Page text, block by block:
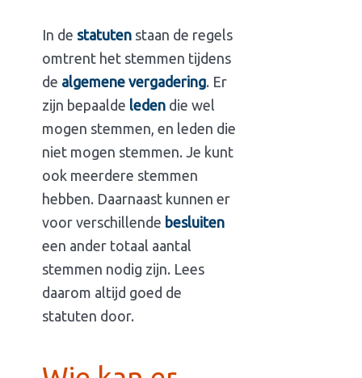
In de statuten staan de regels
omtrent het stemmen tijdens
de algemene vergadering. Er
zijn bepaalde leden die wel
mogen stemmen, en leden die
niet mogen stemmen. Je kunt
ook meerdere stemmen
hebben. Daarnaast kunnen er
voor verschillende besluiten
een ander totaal aantal
stemmen nodig zijn. Lees
daarom altijd goed de
statuten door.